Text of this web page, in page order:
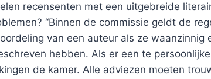
recensenten met een uitgebreide
“Binnen de commissie geldt de
van een auteur als ze waanzinnig
hebben. Als er een te
de kamer. Alle adviezen moeten